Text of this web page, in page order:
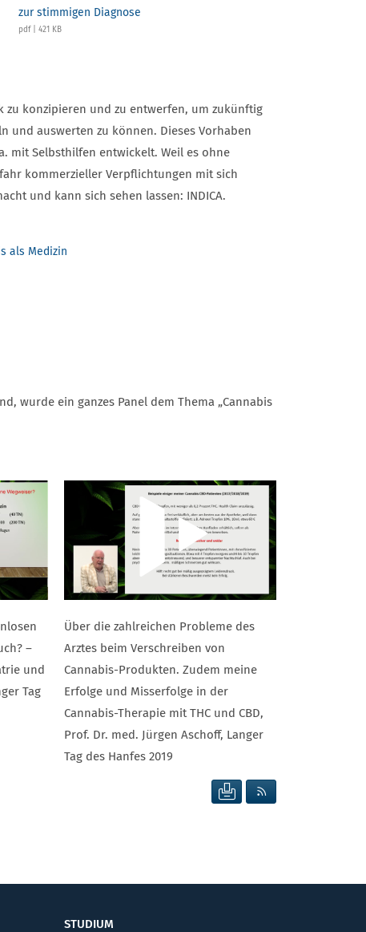
zur stimmigen Diagnose
pdf | 421 KB
zu konzipieren und zu entwerfen, um zukünftig
und auswerten zu können. Dieses Vorhaben
mit Selbsthilfen entwickelt. Weil es ohne
kommerzieller Verpflichtungen mit sich
und kann sich sehen lassen: INDICA.
als Medizin
wurde ein ganzes Panel dem Thema „Cannabis
–
und
Tag
Über die zahlreichen Probleme des
Arztes beim Verschreiben von
Cannabis-Produkten. Zudem meine
Erfolge und Misserfolge in der
Cannabis-Therapie mit THC und CBD,
Prof. Dr. med. Jürgen Aschoff, Langer
Tag des Hanfes 2019
SEITE DRUCKEN
STUDIUM